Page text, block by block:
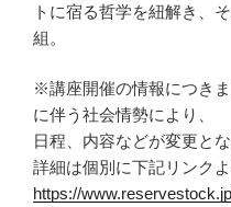
トに宿る哲学を紐解き、
組。
※講座開催の情報につき
に伴う社会情勢により、
日程、内容などが変更と
詳細は個別に下記リンク
https://